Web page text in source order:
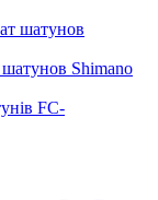
Shimano
FC-